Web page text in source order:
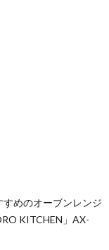
めのオーブンレンジ
KITCHEN」AX-